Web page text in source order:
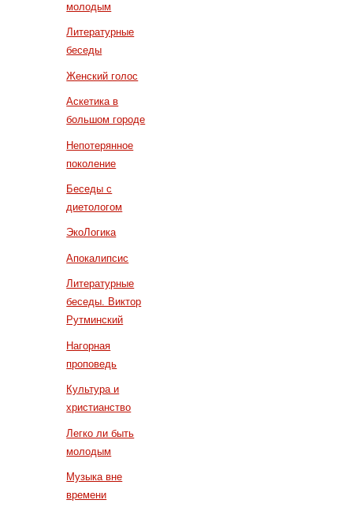
молодым
Литературные
беседы
Женский голос
Аскетика в
большом городе
Непотерянное
поколение
Беседы с
диетологом
ЭкоЛогика
Апокалипсис
Литературные
беседы. Виктор
Рутминский
Нагорная
проповедь
Культура и
христианство
Легко ли быть
молодым
Музыка вне
времени